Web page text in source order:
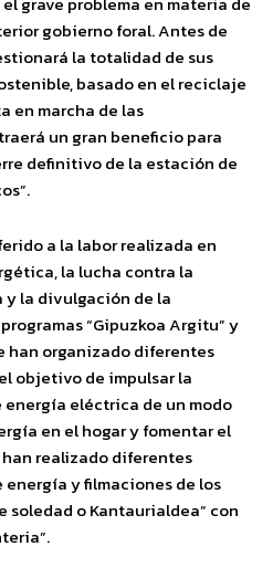
gobierno foral. Antes de
la totalidad de sus
basado en el reciclaje
en marcha de las
un gran beneficio para
definitivo de la estación de
a la labor realizada en
la lucha contra la
la divulgación de la
“Gipuzkoa Argitu” y
han organizado diferentes
objetivo de impulsar la
eléctrica de un modo
en el hogar y fomentar el
han realizado diferentes
energía y filmaciones de los
soledad o Kantaurialdea” con